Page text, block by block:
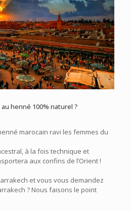
henné 100% naturel ?
marocain ravi les femmes du
à la fois technique et
aux confins de l’Orient !
et vous vous demandez
? Nous faisons le point